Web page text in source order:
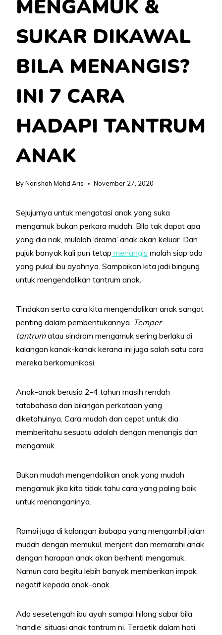
MENGAMUK &
SUKAR DIKAWAL
BILA MENANGIS?
INI 7 CARA
HADAPI TANTRUM
ANAK
ByNorishah Mohd Aris November 27, 2020
Sejujurnya untuk mengatasi anak yang suka
mengamuk bukan perkara mudah. Bila tak dapat apa
yang dia nak, mulalah ‘drama’ anak akan keluar. Dah
pujuk banyak kali pun tetap menangis malah siap ada
yang pukul ibu ayahnya. Sampaikan kita jadi bingung
untuk mengendalikan tantrum anak.
Tindakan serta cara kita mengendalikan anak sangat
penting dalam pembentukannya. Temper
tantrumatau sindrom mengamuk sering berlaku di
kalangan kanak-kanak kerana ini juga salah satu cara
mereka berkomunikasi.
Anak-anak berusia 2-4 tahun masih rendah
tatabahasa dan bilangan perkataan yang
diketahuinya. Cara mudah dan cepat untuk dia
memberitahu sesuatu adalah dengan menangis dan
mengamuk.
Bukan mudah mengendalikan anak yang mudah
mengamuk jika kita tidak tahu cara yang paling baik
untuk menanganinya.
Ramai juga di kalangan ibubapa yang mengambil jalan
mudah dengan memukul, menjerit dan memarahi anak
dengan harapan anak akan berhenti mengamuk.
Namun cara begitu lebih banyak memberikan impak
negatif kepada anak-anak.
Ada sesetengah ibu ayah sampai hilang sabar bila
‘handle’ situasi anak tantrum ni. Terdetik dalam hati